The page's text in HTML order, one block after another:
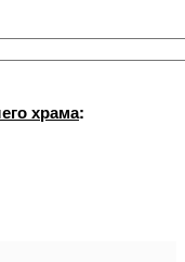
храма: